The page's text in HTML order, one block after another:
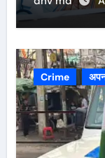
Crime